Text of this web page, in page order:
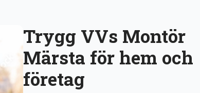
Trygg VVs Montör
Märsta för hem och
företag